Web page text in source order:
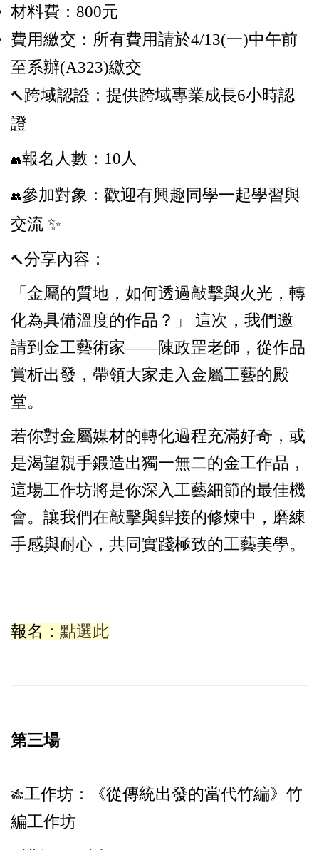
材料費：800元
費用繳交：所有費用請於4/13(一)中午前
至系辦(A323)繳交
🔨跨域認證：提供跨域專業成長6小時認
證
👥報名人數：10人
👥參加對象：歡迎有興趣同學一起學習與
交流 ✨
🔨分享內容：
「金屬的質地，如何透過敲擊與火光，轉
化為具備溫度的作品？」 這次，我們邀
請到金工藝術家——陳政罡老師，從作品
賞析出發，帶領大家走入金屬工藝的殿
堂。
若你對金屬媒材的轉化過程充滿好奇，或
是渴望親手鍛造出獨一無二的金工作品，
這場工作坊將是你深入工藝細節的最佳機
會。讓我們在敲擊與銲接的修煉中，磨練
手感與耐心，共同實踐極致的工藝美學。
報名： 點選此
第三場
🎋工作坊：
《從傳統出發的當代竹編》竹
編工作坊